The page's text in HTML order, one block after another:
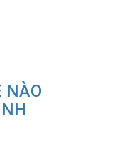
NÀO